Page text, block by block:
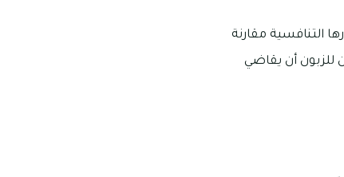
التنافسية مقارنة
للزبون أن يقاضي